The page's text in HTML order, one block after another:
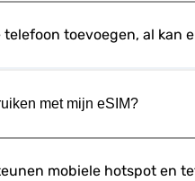
toevoegen, al kan
met mijn eSIM?
mobiele hotspot en